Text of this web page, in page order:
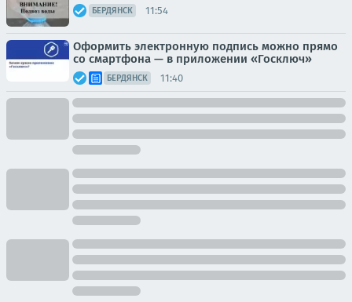
БЕРДЯНСК 11:54
Оформить электронную подпись можно прямо
со смартфона — в приложении «Госключ»
БЕРДЯНСК 11:40